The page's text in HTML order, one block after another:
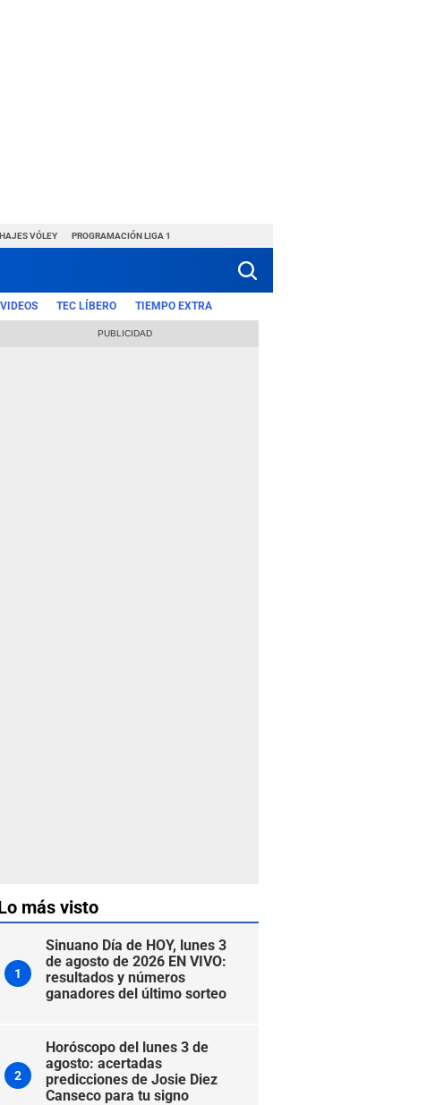
VÓLEY PROGRAMACIÓN LIGA 1
VIDEOS TEC LÍBERO TIEMPO EXTRA
más visto
1
Sinuano Día de HOY, lunes 3
de agosto de 2026 EN VIVO:
resultados y números
ganadores del último sorteo
2
Horóscopo del lunes 3 de
agosto: acertadas
predicciones de Josie Diez
Canseco para tu signo